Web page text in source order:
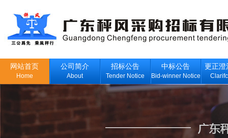
网站首页
Home
公司简介
About
招标公告
Tender Notice
中标公告
Bid-winner Notice
更正澄